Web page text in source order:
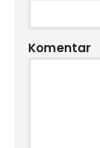
Komentar